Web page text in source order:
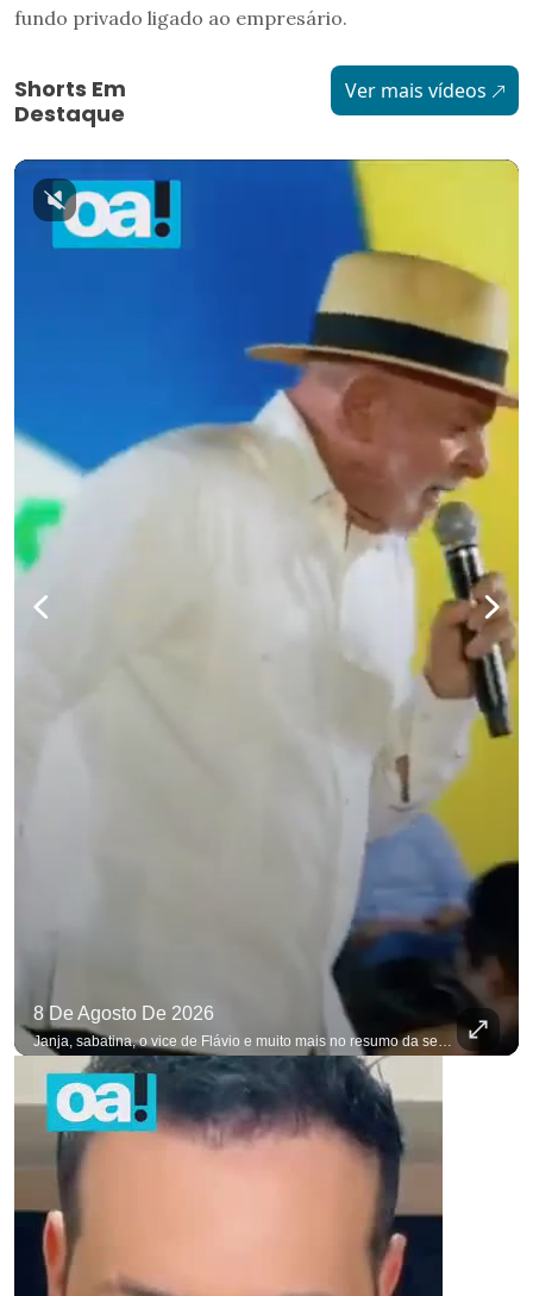
fundo privado ligado ao empresário.
Shorts Em
Destaque
Ver mais vídeos
8 De Agosto De 2026
Janja, sabatina, o vice de Flávio e muito mais no resumo da semana. #OAntagonista Se você busca informação com credibilidade, inscreva-se agora e ative o